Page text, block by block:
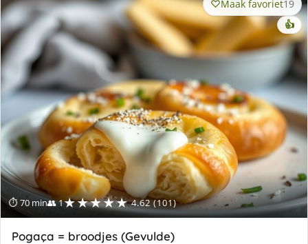
⏱ 70 min👥 1★★★★★ 4.62 (101)
Maak favoriet19
👍
Pogaça = broodjes (Gevulde)